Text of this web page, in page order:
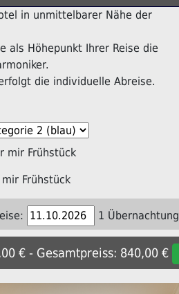
in unmittelbarer Nähe der
als Höhepunkt Ihrer Reise die
die individuelle Abreise.
mir Frühstück
Frühstück
1 Übernachtung
€ - Gesamtpreiss: 840,00 €